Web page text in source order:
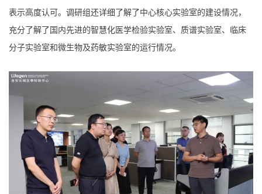
表示高度认可。调研组还详细了解了中心核心实验室的建设情况，
充分了解了国内先进的智慧化医学检验实验室、质谱实验室、临床
分子实验室和微生物及药敏实验室的运行情况。